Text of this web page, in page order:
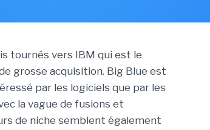
tournés vers IBM qui est le
grosse acquisition. Big Blue est
par les logiciels que par les
la vague de fusions et
de niche semblent également